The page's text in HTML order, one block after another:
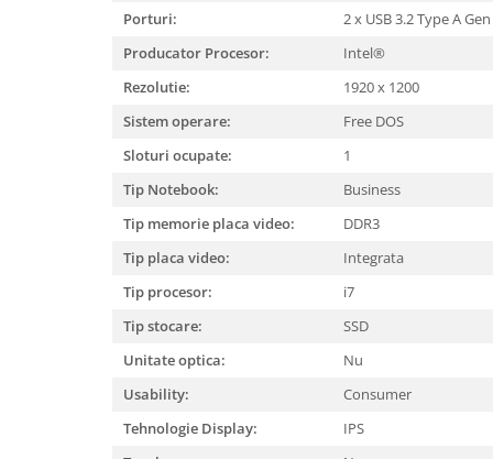
Porturi:
2 x USB 3.2 Type A
Producator Procesor:
Intel®
Rezolutie:
1920 x 1200
Sistem operare:
Free DOS
Sloturi ocupate:
1
Tip Notebook:
Business
Tip memorie placa video:
DDR3
Tip placa video:
Integrata
Tip procesor:
i7
Tip stocare:
SSD
Unitate optica:
Nu
Usability:
Consumer
Tehnologie Display:
IPS